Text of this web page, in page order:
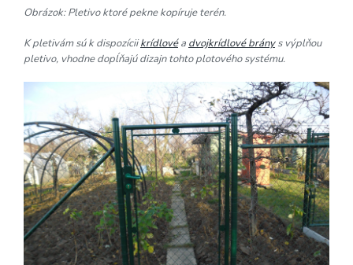
Obrázok: Pletivo ktoré pekne kopíruje terén.
K pletivám sú k dispozíciikrídlovéa dvojkrídlové bránys výplňou
pletivo, vhodne dopĺňajú dizajn tohto plotového systému.